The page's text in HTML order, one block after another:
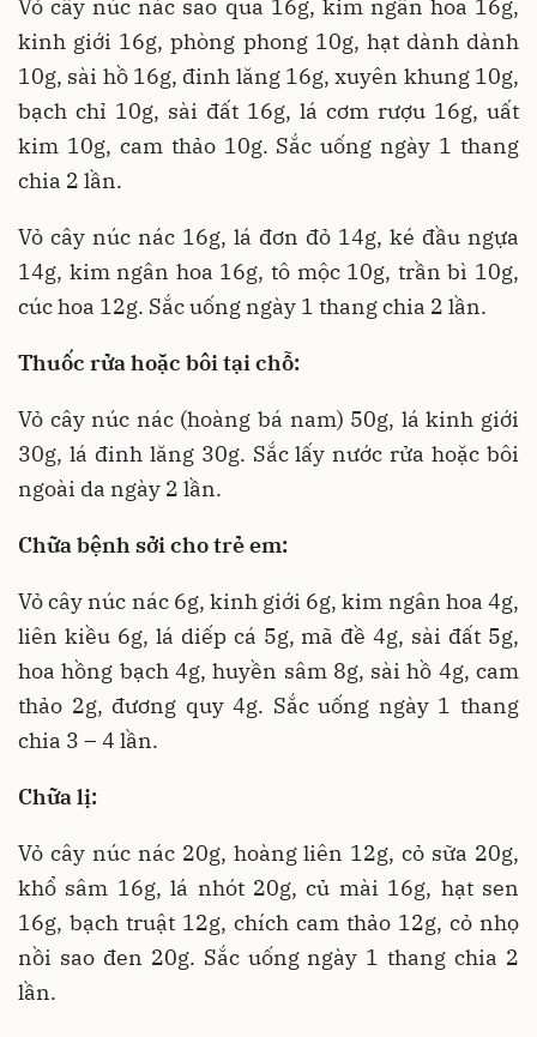
Vỏ cây núc nác sao qua 16g, kim ngân hoa 16g,
kinh giới 16g, phòng phong 10g, hạt dành dành
10g, sài hồ 16g, đinh lăng 16g, xuyên khung 10g,
bạch chỉ 10g, sài đất 16g, lá cơm rượu 16g, uất
kim 10g, cam thảo 10g. Sắc uống ngày 1 thang
chia 2 lần.
Vỏ cây núc nác 16g, lá đơn đỏ 14g, ké đầu ngựa
14g, kim ngân hoa 16g, tô mộc 10g, trần bì 10g,
cúc hoa 12g. Sắc uống ngày 1 thang chia 2 lần.
Thuốc rửa hoặc bôi tại chỗ:
Vỏ cây núc nác (hoàng bá nam) 50g, lá kinh giới
30g, lá đinh lăng 30g. Sắc lấy nước rửa hoặc bôi
ngoài da ngày 2 lần.
Chữa bệnh sởi cho trẻ em:
Vỏ cây núc nác 6g, kinh giới 6g, kim ngân hoa 4g,
liên kiều 6g, lá diếp cá 5g, mã đề 4g, sài đất 5g,
hoa hồng bạch 4g, huyền sâm 8g, sài hồ 4g, cam
thảo 2g, đương quy 4g. Sắc uống ngày 1 thang
chia 3 – 4 lần.
Chữa lị:
Vỏ cây núc nác 20g, hoàng liên 12g, cỏ sữa 20g,
khổ sâm 16g, lá nhót 20g, củ mài 16g, hạt sen
16g, bạch truật 12g, chích cam thảo 12g, cỏ nhọ
nồi sao đen 20g. Sắc uống ngày 1 thang chia 2
lần.